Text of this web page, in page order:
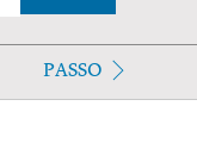
PASSO